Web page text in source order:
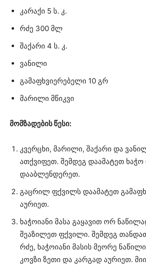
კარაქი 5 ს. კ.
რძე 300 მლ
შაქარი 4 ს. კ.
ვანილი
გამაფხვიერებელი 10 გრ
მარილი მწიკვი
მომზადების წესი:
კვერცხი, მარილი, შაქარი და
ათქვიფეთ. შემდეგ დაამატეთ ხაჭო
დააბლენდერეთ.
გაცრილ ფქვილს დაამატეთ
აურიეთ.
ხაჭოიანი მასა გაყავით ორ
შეაზილეთ ფქვილი. შემდეგ
რძე, ხაჭოიანი მასის მეორე
კოვზი ზეთი და კარგად აურიეთ.